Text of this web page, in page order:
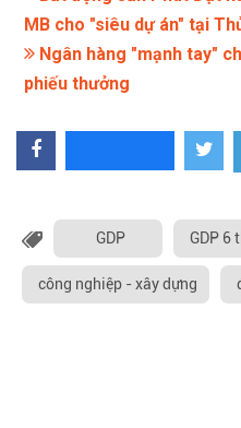
MB cho "siêu dự án" tại
Ngân hàng "mạnh tay"
phiếu thưởng
GDP GDP 6
công nghiệp - xây dựng